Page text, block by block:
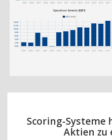
Scoring-Systeme
Aktien zu